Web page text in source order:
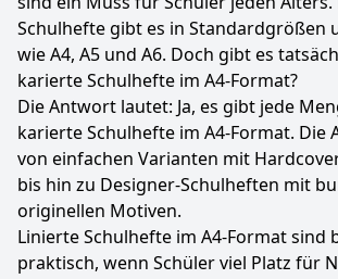
Schulhefte gibt es in Standardgrößen
wie A4, A5 und A6. Doch gibt es
karierte Schulhefte im A4-Format?
Die Antwort lautet: Ja, es gibt jede
karierte Schulhefte im A4-Format. Die
von einfachen Varianten mit
bis hin zu Designer-Schulheften mit
originellen Motiven.
Linierte Schulhefte im A4-Format sind
praktisch, wenn Schüler viel Platz für